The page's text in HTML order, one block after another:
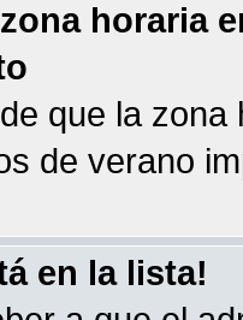
horaria
que la
de verano
en la lista!